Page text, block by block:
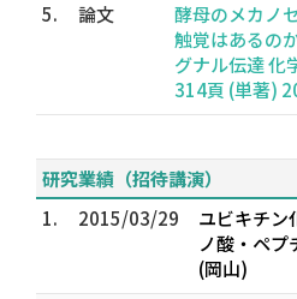
5.
論文
酵母のメカノ
触覚はあるの
グナル伝達 化
314頁 (単著)
研究業績（招待講演）
1.
2015/03/29
ユビキチン
ノ酸・ペプ
(岡山)